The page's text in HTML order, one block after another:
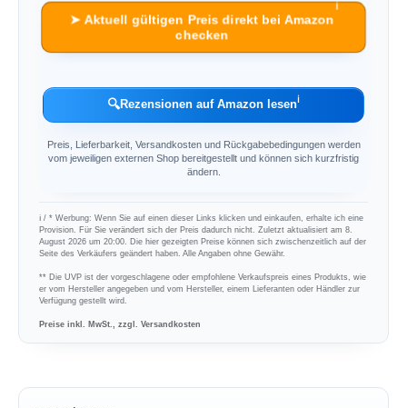
➤ Aktuell gültigen Preis direkt bei Amazon
checken
ℹ︎
🔍Rezensionen auf Amazon lesenℹ︎
Preis, Lieferbarkeit, Versandkosten und Rückgabebedingungen werden
vom jeweiligen externen Shop bereitgestellt und können sich kurzfristig
ändern.
ℹ︎ / * Werbung: Wenn Sie auf einen dieser Links klicken und einkaufen, erhalte ich eine
Provision. Für Sie verändert sich der Preis dadurch nicht. Zuletzt aktualisiert am 8.
August 2026 um 20:00. Die hier gezeigten Preise können sich zwischenzeitlich auf der
Seite des Verkäufers geändert haben. Alle Angaben ohne Gewähr.
** Die UVP ist der vorgeschlagene oder empfohlene Verkaufspreis eines Produkts, wie
er vom Hersteller angegeben und vom Hersteller, einem Lieferanten oder Händler zur
Verfügung gestellt wird.
Preise inkl. MwSt., zzgl. Versandkosten